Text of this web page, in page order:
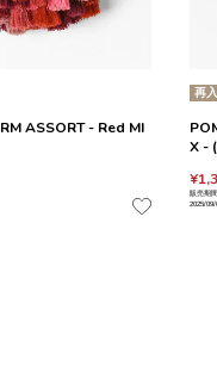
ASSORT - Red MI
再
X -
¥
販売期間
2025/09/